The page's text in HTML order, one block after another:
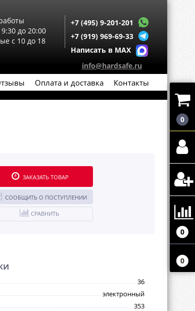
до 20:00
с 10 до 18
+7 (495) 9-201-201
+7 (919) 969-69-33
Написать в MAX
info@hardsafe.ru
Оплата и доставка Контакты
ЗАКАЗАТЬ ТОВАР
СООБЩИТЬ О ПОСТУПЛЕНИИ
СРАВНИТЬ
36
электронный
353
0
0
0